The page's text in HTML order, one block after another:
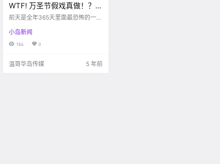
WTF! 万圣节假戏真做！？加
拿大男持日本武士持刀杀人
前天是全年365天里面最恐怖的一天
开心在家隔离庆祝的时候 魁北克发
生了血腥大屠杀 男子扮鬼拿武士刀
小岛新闻
184 0
温哥华岛传媒 5 年前